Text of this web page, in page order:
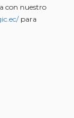
con nuestro
para